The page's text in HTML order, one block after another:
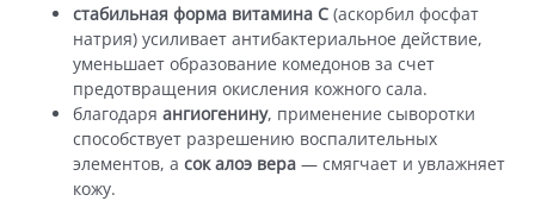
стабильная форма витамина С (аскорбил фосфат
натрия) усиливает антибактериальное действие,
уменьшает образование комедонов за счет
предотвращения окисления кожного сала.
благодаряангиогенину, применение сыворотки
способствует разрешению воспалительных
элементов, асок алоэ вера — смягчает и увлажняет
кожу.